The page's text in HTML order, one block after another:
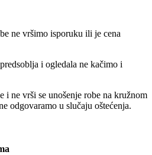
ne vršimo isporuku ili je cena
i ogledala ne kačimo i
i ne vrši se unošenje robe na kružnom
odgovaramo u slučaju oštećenja.